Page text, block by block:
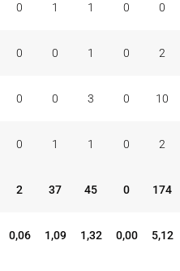
0 1 1 0 0
0 0 1 0 2
0 0 3 0 10
0 1 1 0 2
2 37 45 0 174
0,06 1,09 1,32 0,00 5,12